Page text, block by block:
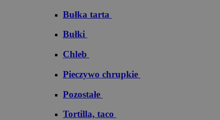
Bułka tarta
Bułki
Chleb
Pieczywo chrupkie
Pozostałe
Tortilla, taco